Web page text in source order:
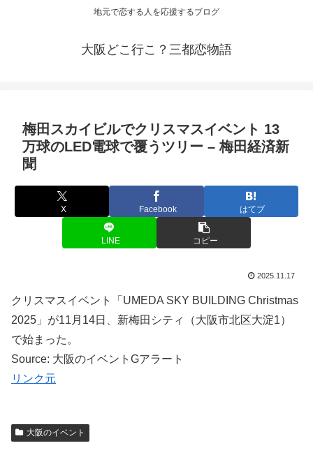
地元で恋する人を応援するブログ
大阪どこ行こ？三都恋物語
梅田スカイビルでクリスマスイベント 13
万球のLED電球で覆うツリー – 梅田経済新
聞
X Facebook はてブ
LINE コピー
2025.11.17
クリスマスイベント「UMEDA SKY BUILDING Christmas
2025」が11月14日、新梅田シティ（大阪市北区大淀1）
で始まった。
Source: 大阪のイベントGアラート
リンク元
大阪のイベント